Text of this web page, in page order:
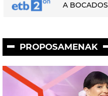
A BOCADOS
PROPOSAMENAK